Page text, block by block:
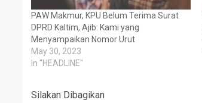
PAW Makmur, KPU Belum Terima Surat
DPRD Kaltim, Ajib: Kami yang
Menyampaikan Nomor Urut
May 30, 2023
In "HEADLINE"
Silakan Dibagikan